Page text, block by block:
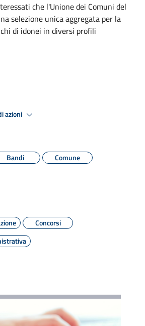
che l'Unione dei Comuni del
selezione unica aggregata per la
di idonei in diversi profili
azioni
Bandi
Comune
Concorsi